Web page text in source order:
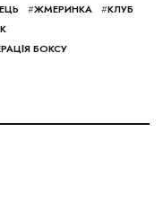
#ЖМЕРИНКА #КЛУБ
БОКСУ